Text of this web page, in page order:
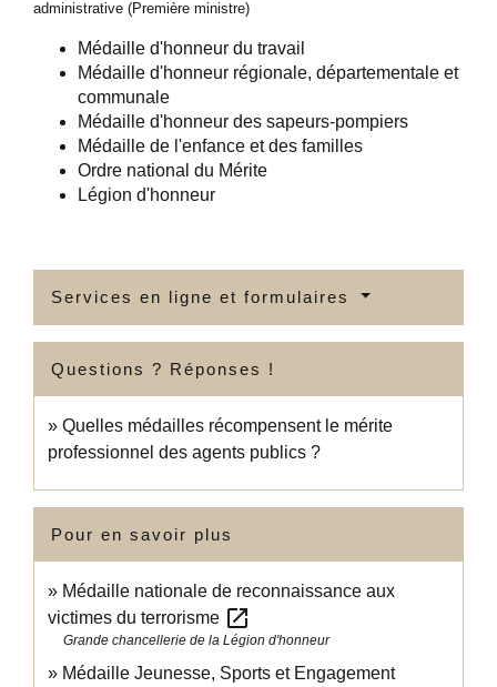
administrative (Première ministre)
Médaille d'honneur du travail
Médaille d'honneur régionale, départementale et
communale
Médaille d'honneur des sapeurs-pompiers
Médaille de l'enfance et des familles
Ordre national du Mérite
Légion d'honneur
Services en ligne et formulaires
Questions ? Réponses !
Quelles médailles récompensent le mérite
professionnel des agents publics ?
Pour en savoir plus
Médaille nationale de reconnaissance aux
victimes du terrorisme open_in_new
Grande chancellerie de la Légion d'honneur
Médaille Jeunesse, Sports et Engagement